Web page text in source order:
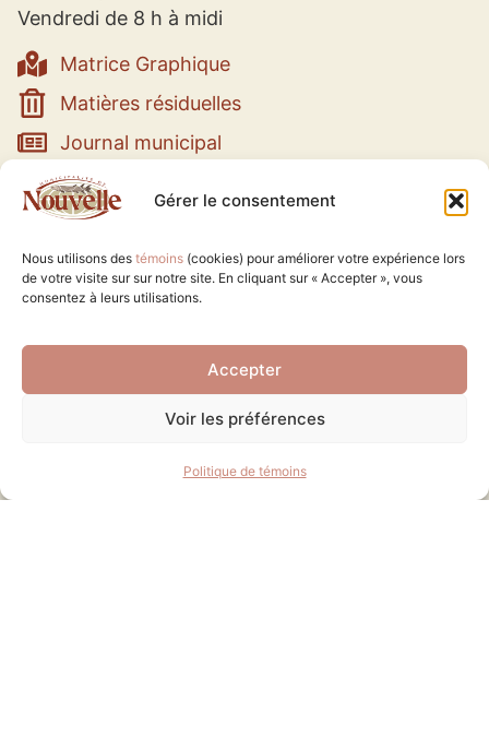
Gérer le consentement
Nous utilisons des témoins (cookies) pour améliorer votre expérience lors
de votre visite sur sur notre site. En cliquant sur « Accepter », vous
consentez à leurs utilisations.
Accepter
Voir les préférences
Politique de témoins
Vendredi de 8 h à midi
Matrice Graphique
Matières résiduelles
Journal municipal
Municipalité
Services
Loisirs et culture